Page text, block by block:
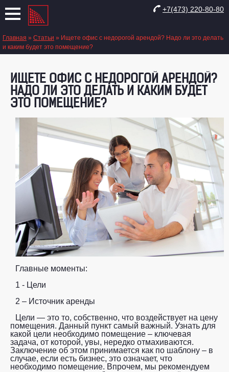
+7(473) 220-80-80
Главная » Статьи » Ищете офис с недорогой арендой? Надо ли это делать
и каким будет это помещение?
ИЩЕТЕ ОФИС С НЕДОРОГОЙ АРЕНДОЙ?
НАДО ЛИ ЭТО ДЕЛАТЬ И КАКИМ БУДЕТ
ЭТО ПОМЕЩЕНИЕ?
Главные моменты:
1 - Цели
2 – Источник аренды
Цели — это то, собственно, что воздействует на цену
помещения. Данный пункт самый важный. Узнать для
какой цели необходимо помещение – ключевая
задача, от которой, увы, нередко отмахиваются.
Заключение об этом принимается как по шаблону – в
случае, если есть бизнес, это означает, что
необходимо помещение. Впрочем, мы рекомендуем